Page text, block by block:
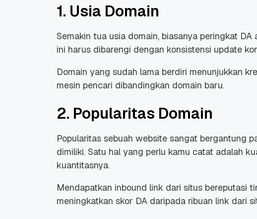
Promo Ramadan 2026:
Hosting Qwords
Terbaru
20 Nov, 2025
1. Usia Domain
Semakin tua usia domain, biasanya peringkat
ini harus dibarengi dengan konsistensi update
Domain yang sudah lama berdiri menunjukkan
mesin pencari dibandingkan domain baru.
2. Popularitas Domain
Popularitas sebuah website sangat bergantung
dimiliki. Satu hal yang perlu kamu catat adalah
kuantitasnya.
Mendapatkan inbound link dari situs bereputasi
meningkatkan skor DA daripada ribuan link dari